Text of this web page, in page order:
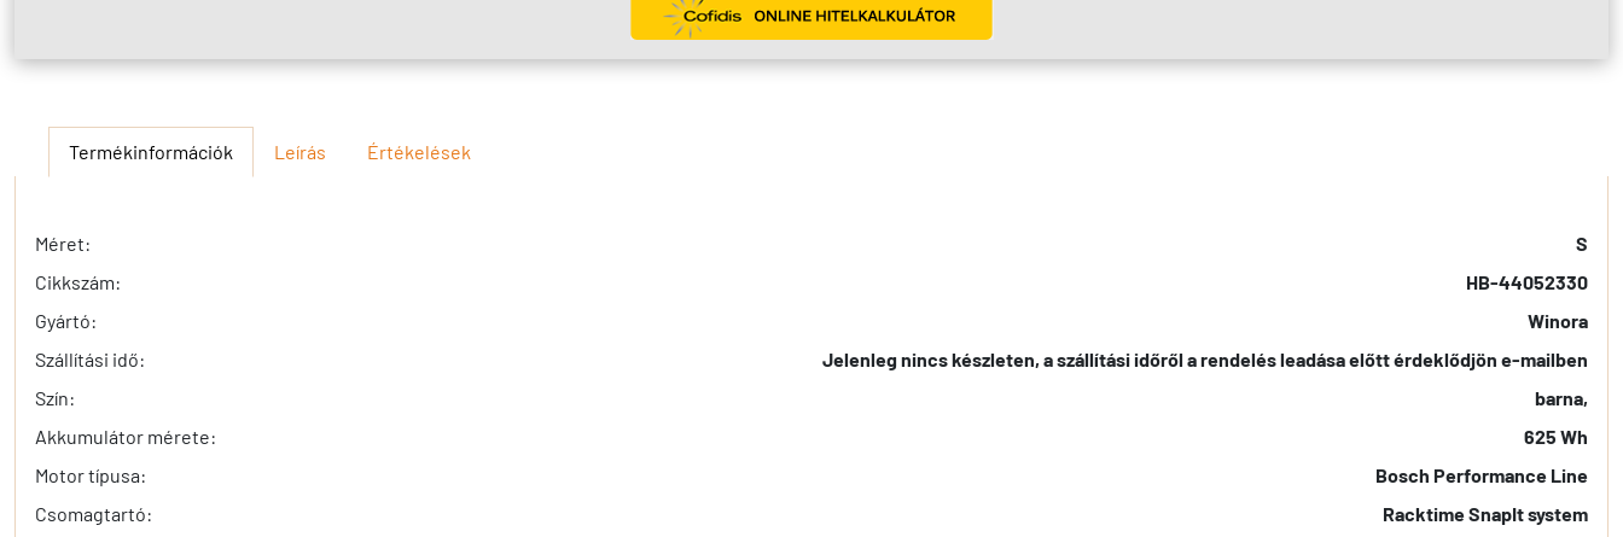
Termékinformációk Leírás Értékelések
Méret:
S
Cikkszám:
HB-44052330
Gyártó:
Winora
Szállítási idő:
Jelenleg nincs készleten, a szállítási időről a rendelés leadása előtt érdeklődjön e-mailben
Szín:
barna,
Akkumulátor mérete:
625 Wh
Motor típusa:
Bosch Performance Line
Csomagtartó:
Racktime SnapIt system